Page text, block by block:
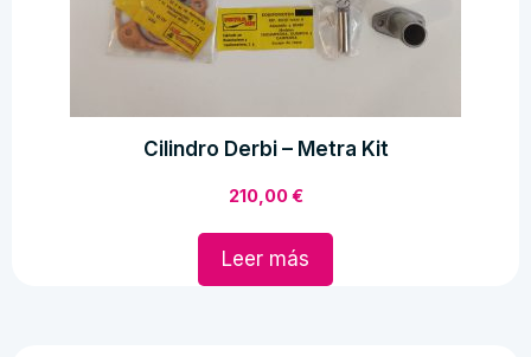
Cilindro Derbi – Metra Kit
210,00€
Leer más